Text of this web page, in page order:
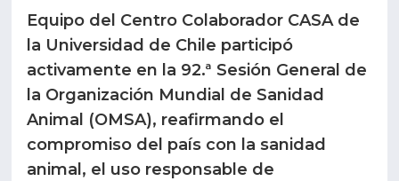
SERVICIOS VETERINARIOS
FACULTAD
Estudiantes
Académicos
Funcionarios
Egresados
Equipo del Centro Colaborador CASA de
la Universidad de Chile participó
activamente en la 92.ª Sesión General de
la Organización Mundial de Sanidad
Animal (OMSA), reafirmando el
compromiso del país con la sanidad
animal, el uso responsable de